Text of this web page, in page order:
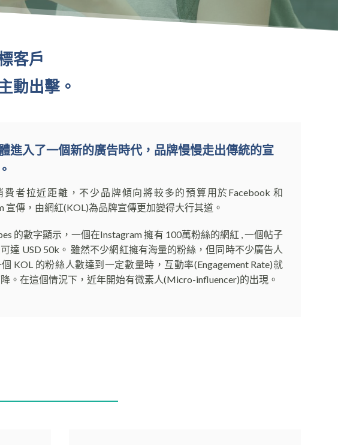
客戶
動出擊。
進入了一個新的廣告時代，品牌慢慢走出傳統的宣
費者拉近距離，不少品牌傾向將較多的預算用於Facebook 和
宣傳，由網紅(KOL)為品牌宣傳更加變得大行其道。
的數字顯示，一個在Instagram 擁有 100萬粉絲的網紅 , 一個帖子
達 USD 50k。 雖然不少網紅擁有海量的粉絲，但同時不少廣告人
KOL 的粉絲人數達到一定數量時，互動率(Engagement Rate)就
。在這個情況下，近年開始有微素人(Micro-influencer)的出現。